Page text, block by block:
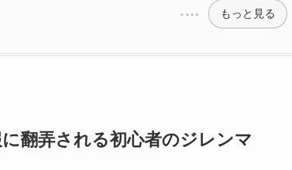
もっと見る
翻弄される初心者のジレンマ